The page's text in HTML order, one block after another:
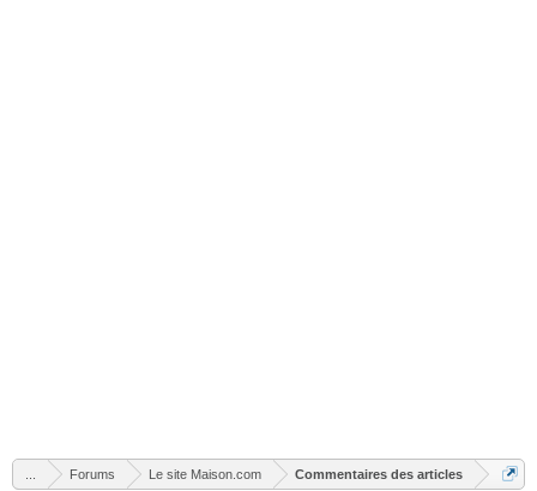
Forums Le site Maison.com Commentaires des articles